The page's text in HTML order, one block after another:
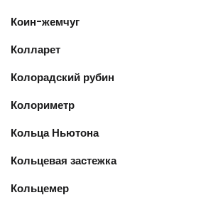
Коин-жемчуг
Колларет
Колорадский рубин
Колориметр
Кольца Ньютона
Кольцевая застежка
Кольцемер